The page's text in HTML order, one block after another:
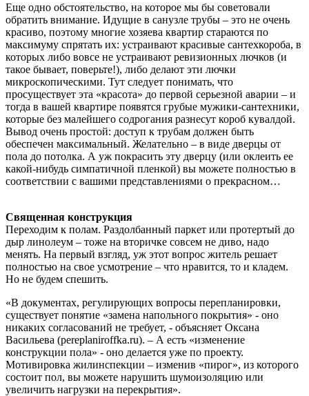
Еще одно обстоятельство, на которое мы бы советовали
обратить внимание. Идущие в санузле трубы – это не очень
красиво, поэтому многие хозяева квартир стараются по
максимуму спрятать их: устраивают красивые сантехкороба, в
которых либо вовсе не устраивают ревизионных лючков (и
такое бывает, поверьте!), либо делают эти лючки
микроскопическими. Тут следует понимать, что
просуществует эта «красота» до первой серьезной аварии – и
тогда в вашей квартире появятся грубые мужики-сантехники,
которые без малейшего содрогания разнесут короб кувалдой.
Вывод очень простой: доступ к трубам должен быть
обеспечен максимальный. Желательно – в виде дверцы от
пола до потолка. А уж покрасить эту дверцу (или оклеить ее
какой-нибудь симпатичной пленкой) вы можете полностью в
соответствии с вашими представлениями о прекрасном…
Священная конструкция
Переходим к полам. Раздолбанный паркет или протертый до
дыр линолеум – тоже на вторичке совсем не диво, надо
менять. На первый взгляд, уж этот вопрос житель решает
полностью на свое усмотрение – что нравится, то и кладем.
Но не будем спешить.
«В документах, регулирующих вопросы перепланировки,
существует понятие «замена напольного покрытия» - оно
никаких согласований не требует, - объясняет Оксана
Васильева (pereplaniroffka.ru). – А есть «изменение
конструкции пола» - оно делается уже по проекту.
Мотивировка жилинспекции – изменив «пирог», из которого
состоит пол, вы можете нарушить шумоизоляцию или
увеличить нагрузки на перекрытия».